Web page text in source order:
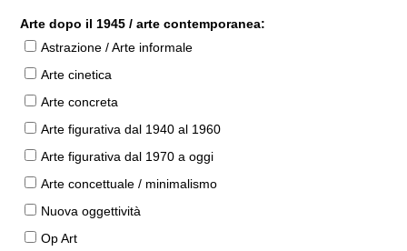
Arte dopo il 1945 / arte contemporanea:
Astrazione / Arte informale
Arte cinetica
Arte concreta
Arte figurativa dal 1940 al 1960
Arte figurativa dal 1970 a oggi
Arte concettuale / minimalismo
Nuova oggettività
Op Art